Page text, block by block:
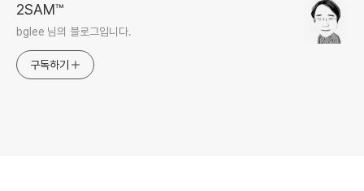
2SAM™
bglee 님의 블로그입니다.
구독하기